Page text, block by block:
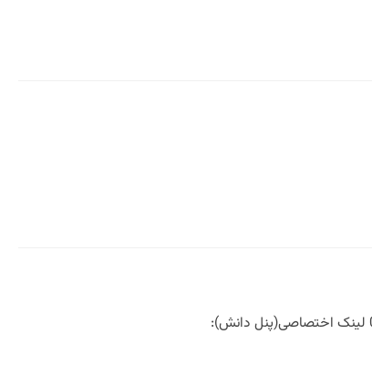
۱۰۰ نکته در زبان بدن ۱۰۰ نکته زبان بدن نوشته دکتر سیدمازیارمیر فروردین 1387 09120054873 09198718767 لینک اختصاصی(پنل دانش):